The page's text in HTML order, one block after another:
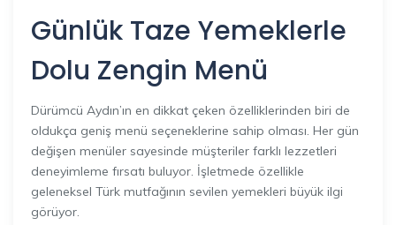
Günlük Taze Yemeklerle
Dolu Zengin Menü
Dürümcü Aydın’ın en dikkat çeken özelliklerinden biri de
oldukça geniş menü seçeneklerine sahip olması. Her gün
değişen menüler sayesinde müşteriler farklı lezzetleri
deneyimleme fırsatı buluyor. İşletmede özellikle
geleneksel Türk mutfağının sevilen yemekleri büyük ilgi
görüyor.